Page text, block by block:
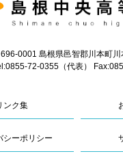
0001 島根県邑智郡川本町
72-0355（代表）
ンク集
シーポリシー